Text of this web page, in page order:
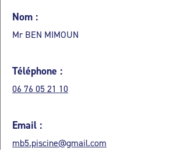
Nom :
Mr BEN MIMOUN
Téléphone :
06 76 05 21 10
Email :
mb5.piscine@gmail.com